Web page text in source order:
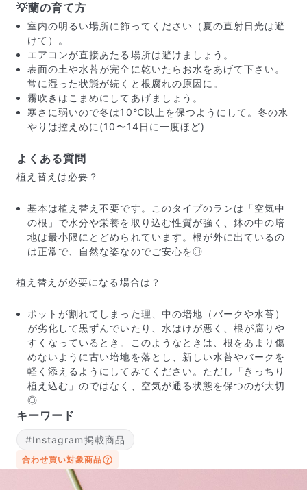
届いたお花に元気がなかったら？
もし届いたお花に「枯れている」「折れている」などの
不備があった場合は、些細なことでもお気軽にサポート
写真と同じものが届く？
商品ページに掲載している写真は、実際にお届けする商
品を撮影したものです。お花は生き物なので、どうして
も色味やサイズ・咲き方に個体差はありますが、できる
だけ写真のイメージに近いものをお届けできるように人
の目でチェックをしています。
💡蘭の育て方
室内の明るい場所に飾ってください（夏の直射日光は避
けて）。
エアコンが直接あたる場所は避けましょう。
表面の土や水苔が完全に乾いたらお水をあげて下さい。
常に湿った状態が続くと根腐れの原因に。
霧吹きはこまめにしてあげましょう。
寒さに弱いので冬は10℃以上を保つようにして。冬の水
やりは控えめに(10〜14日に一度ほど)
よくある質問
植え替えは必要？
基本は植え替え不要です。このタイプのランは「空気中
の根」で水分や栄養を取り込む性質が強く、鉢の中の培
地は最小限にとどめられています。根が外に出ているの
は正常で、自然な姿なのでご安心を◎
植え替えが必要になる場合は？
ポットが割れてしまった理、中の培地（バークや水苔）
が劣化して黒ずんでいたり、水はけが悪く、根が腐りや
すくなっているとき。このようなときは、根をあまり傷
めないように古い培地を落とし、新しい水苔やバークを
軽く添えるようにしてみてください。ただし「きっちり
植え込む」のではなく、空気が通る状態を保つのが大切
◎
キーワード
#Instagram掲載商品
合わせ買い対象商品